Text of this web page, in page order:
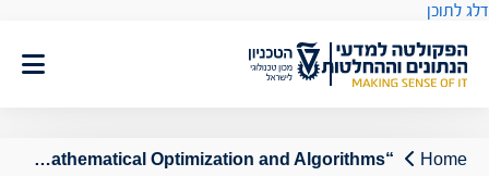
דלג לתוכן
Home
“Mathematical Optimization and Algorithms”